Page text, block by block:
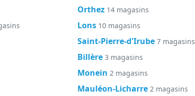
Orthez 14 magasins
Lons 10 magasins
Saint-Pierre-d'Irube 7 magasins
Billère 3 magasins
Monein 2 magasins
Mauléon-Licharre 2 magasins